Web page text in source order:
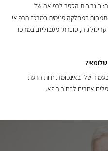
בוגר בית הספר לרפואה של
במחלקה פנימית במרכז הרפואי
סוכרת ומטבוליזם במרכז
שלו באינפומד. חוות הדעת
אחרים לבחור רופא.